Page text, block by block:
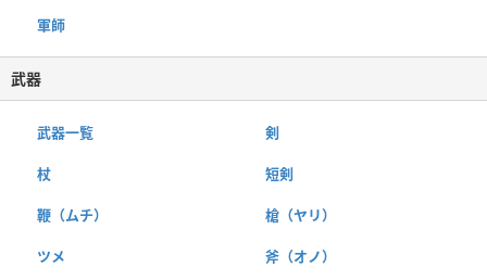
軍師
武器
武器一覧 剣
杖 短剣
鞭（ムチ） 槍（ヤリ）
ツメ 斧（オノ）